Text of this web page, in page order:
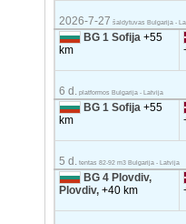
2026-7-27 šaldytuvas Bulgarija -
BG 1 Sofija+55
km
6 d. platformos Bulgarija - Latvija
BG 1 Sofija+55
km
5 d. tentas 82-92 m3 Bulgarija - Latvija
BG 4 Plovdiv,
Plovdiv,+40 km